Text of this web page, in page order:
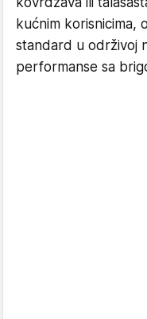
kućnim korisnicima,
standard u održivoj
performanse sa